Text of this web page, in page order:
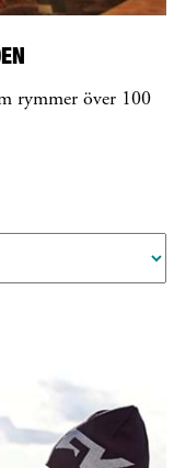
rymmer över 100